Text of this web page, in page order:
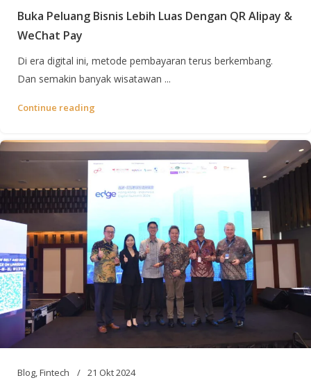
Buka Peluang Bisnis Lebih Luas Dengan QR Alipay &
WeChat Pay
Di era digital ini, metode pembayaran terus berkembang.
Dan semakin banyak wisatawan ...
Continue reading
Blog Fintech 21 Okt 2024